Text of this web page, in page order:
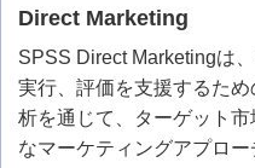
Direct Marketing
SPSS Direct Marketingは
実行、評価を支援するた
析を通じて、ターゲット
なマーケティングアプロー